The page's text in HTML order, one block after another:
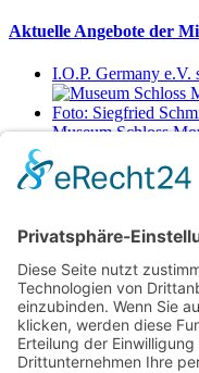
Aktuelle Angebote der
I.O.P. Germany e.V.
Museum Schloss
Netzwerkerinnen
Login für Mitglieder
Noch kein Mitglied im
gibt es weitere
Für Mitgliedsfrauen: zum
Bearbeiten des